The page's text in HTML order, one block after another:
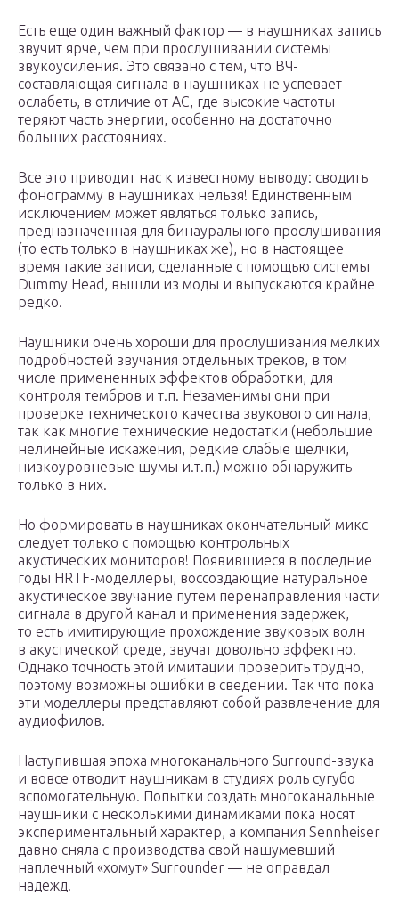
Есть еще один важный фактор — в наушниках запись
звучит ярче, чем при прослушивании системы
звукоусиления. Это связано с тем, что ВЧ-
составляющая сигнала в наушниках не успевает
ослабеть, в отличие от АС, где высокие частоты
теряют часть энергии, особенно на достаточно
больших расстояниях.
Все это приводит нас к известному выводу: сводить
фонограмму в наушниках нельзя! Единственным
исключением может являться только запись,
предназначенная для бинаурального прослушивания
(то есть только в наушниках же), но в настоящее
время такие записи, сделанные с помощью системы
Dummy Head, вышли из моды и выпускаются крайне
редко.
Наушники очень хороши для прослушивания мелких
подробностей звучания отдельных треков, в том
числе примененных эффектов обработки, для
контроля тембров и т.п. Незаменимы они при
проверке технического качества звукового сигнала,
так как многие технические недостатки (небольшие
нелинейные искажения, редкие слабые щелчки,
низкоуровневые шумы и.т.п.) можно обнаружить
только в них.
Но формировать в наушниках окончательный микс
следует только с помощью контрольных
акустических мониторов! Появившиеся в последние
годы HRTF-моделлеры, воссоздающие натуральное
акустическое звучание путем перенаправления части
сигнала в другой канал и применения задержек,
то есть имитирующие прохождение звуковых волн
в акустической среде, звучат довольно эффектно.
Однако точность этой имитации проверить трудно,
поэтому возможны ошибки в сведении. Так что пока
эти моделлеры представляют собой развлечение для
аудиофилов.
Наступившая эпоха многоканального Surround-звука
и вовсе отводит наушникам в студиях роль сугубо
вспомогательную. Попытки создать многоканальные
наушники с несколькими динамиками пока носят
экспериментальный характер, а компания Sennheiser
давно сняла с производства свой нашумевший
наплечный «хомут» Surrounder — не оправдал
надежд.